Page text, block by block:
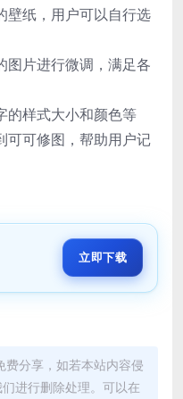
壁纸，用户可以自行选
图片进行微调，满足各
的样式大小和颜色等
可可修图，帮助用户记
立即下载
费分享，如若本站内容侵
进行删除处理。可以在